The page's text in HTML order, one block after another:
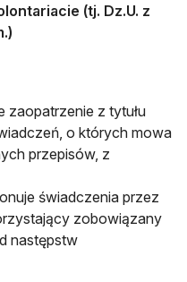
(tj. Dz.U. z
zaopatrzenie z tytułu
o których mowa
przepisów, z
świadczenia przez
zobowiązany
następstw